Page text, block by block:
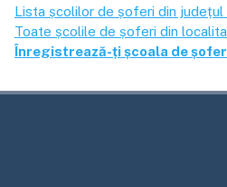
Lista școlilor de șoferi din județul
Toate școlile de șoferi din
Înregistrează-ți școala de